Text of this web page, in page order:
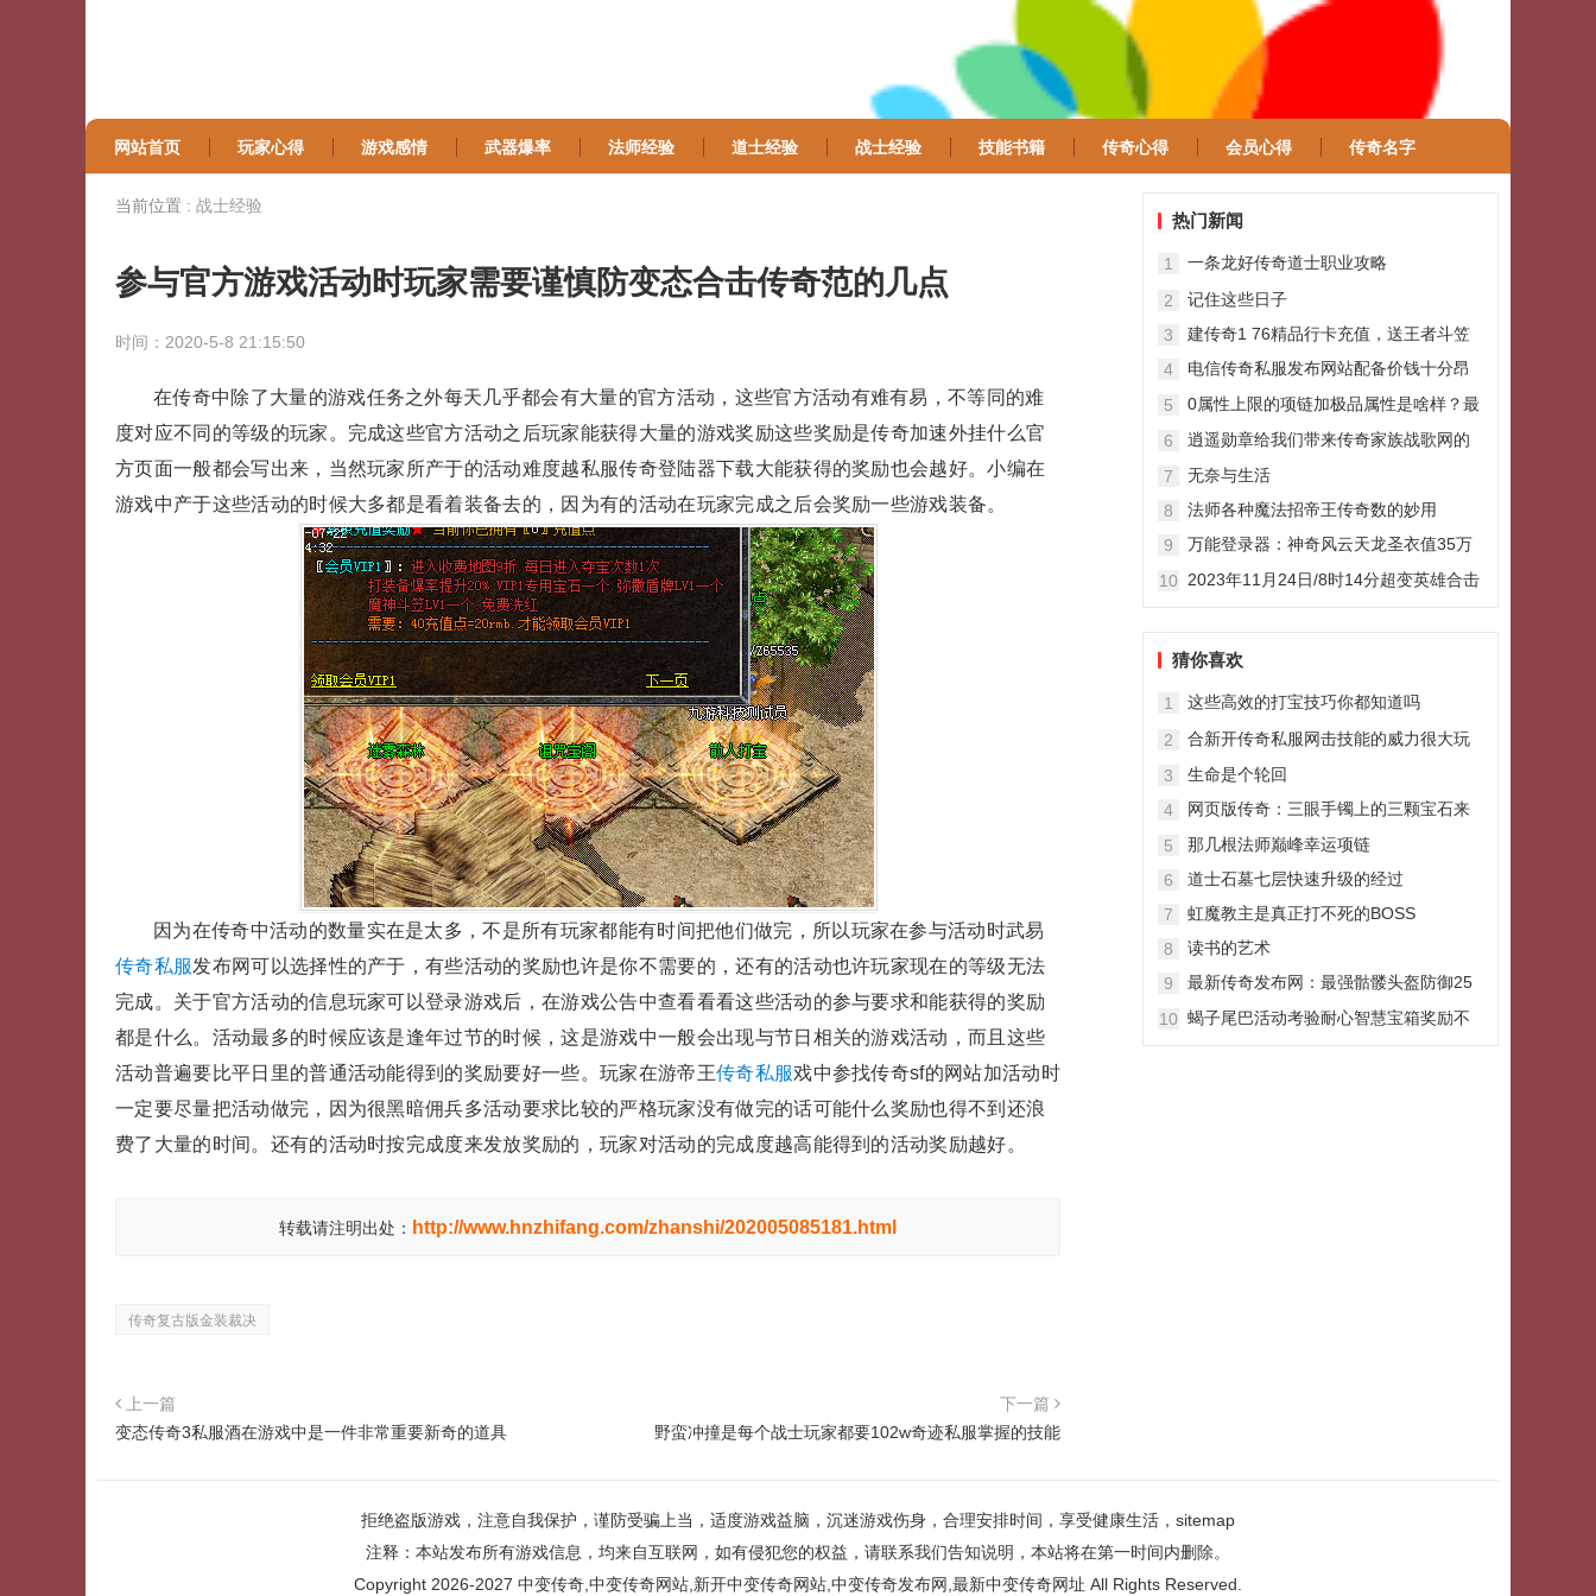
网站首页 玩家心得 游戏感情 武器爆率 法师经验 道士经验 战士经验 技能书籍 传奇心得 会员心得 传奇名字
当前位置 : 战士经验
参与官方游戏活动时玩家需要谨慎防变态合击传奇范的几点
时间：2020-5-8 21:15:50
在传奇中除了大量的游戏任务之外每天几乎都会有大量的官方活动，这些官方活动有难有易，不等同的难
度对应不同的等级的玩家。完成这些官方活动之后玩家能获得大量的游戏奖励这些奖励是传奇加速外挂什么官
方页面一般都会写出来，当然玩家所产于的活动难度越私服传奇登陆器下载大能获得的奖励也会越好。小编在
游戏中产于这些活动的时候大多都是看着装备去的，因为有的活动在玩家完成之后会奖励一些游戏装备。
因为在传奇中活动的数量实在是太多，不是所有玩家都能有时间把他们做完，所以玩家在参与活动时武易
传奇私服发布网可以选择性的产于，有些活动的奖励也许是你不需要的，还有的活动也许玩家现在的等级无法
完成。关于官方活动的信息玩家可以登录游戏后，在游戏公告中查看看看这些活动的参与要求和能获得的奖励
都是什么。活动最多的时候应该是逢年过节的时候，这是游戏中一般会出现与节日相关的游戏活动，而且这些
活动普遍要比平日里的普通活动能得到的奖励要好一些。玩家在游帝王传奇私服戏中参找传奇sf的网站加活动时
一定要尽量把活动做完，因为很黑暗佣兵多活动要求比较的严格玩家没有做完的话可能什么奖励也得不到还浪
费了大量的时间。还有的活动时按完成度来发放奖励的，玩家对活动的完成度越高能得到的活动奖励越好。
转载请注明出处： http://www.hnzhifang.com/zhanshi/202005085181.html
传奇复古版金装裁决
上一篇
变态传奇3私服酒在游戏中是一件非常重要新奇的道具
下一篇
野蛮冲撞是每个战士玩家都要102w奇迹私服掌握的技能
热门新闻
1
一条龙好传奇道士职业攻略
2
记住这些日子
3
建传奇1 76精品行卡充值，送王者斗笠
4
电信传奇私服发布网站配备价钱十分昂
5
0属性上限的项链加极品属性是啥样？最
6
逍遥勋章给我们带来传奇家族战歌网的
7
无奈与生活
8
法师各种魔法招帝王传奇数的妙用
9
万能登录器：神奇风云天龙圣衣值35万
10
2023年11月24日/8时14分超变英雄合击
猜你喜欢
1
这些高效的打宝技巧你都知道吗
2
合新开传奇私服网击技能的威力很大玩
3
生命是个轮回
4
网页版传奇：三眼手镯上的三颗宝石来
5
那几根法师巅峰幸运项链
6
道士石墓七层快速升级的经过
7
虹魔教主是真正打不死的BOSS
8
读书的艺术
9
最新传奇发布网：最强骷髅头盔防御25
10 蝎子尾巴活动考验耐心智慧宝箱奖励不
拒绝盗版游戏，注意自我保护，谨防受骗上当，适度游戏益脑，沉迷游戏伤身，合理安排时间，享受健康生活， sitemap
注释：本站发布所有游戏信息，均来自互联网，如有侵犯您的权益，请联系我们告知说明，本站将在第一时间内删除。
Copyright 2026-2027 中变传奇,中变传奇网站,新开中变传奇网站,中变传奇发布网,最新中变传奇网址 All Rights Reserved.